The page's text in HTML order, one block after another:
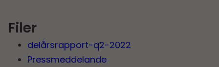
Filer
delårs­rapport-q2-2022
Pressmeddelande